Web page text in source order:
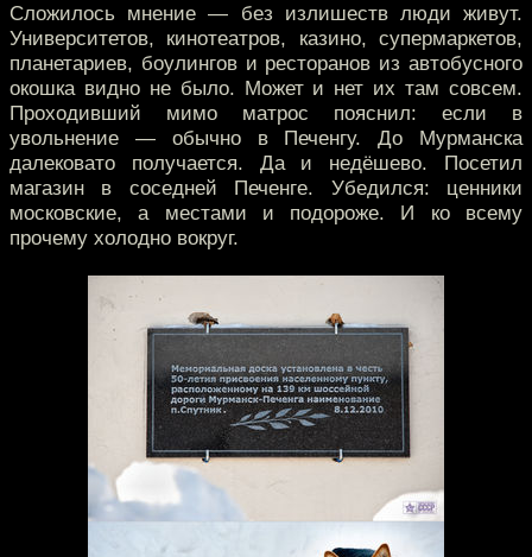
Сложилось мнение — без излишеств люди живут.
Университетов, кинотеатров, казино, супермаркетов,
планетариев, боулингов и ресторанов из автобусного
окошка видно не было. Может и нет их там совсем.
Проходивший мимо матрос пояснил: если в
увольнение — обычно в Печенгу. До Мурманска
далековато получается. Да и недёшево. Посетил
магазин в соседней Печенге. Убедился: ценники
московские, а местами и подороже. И ко всему
прочему холодно вокруг.